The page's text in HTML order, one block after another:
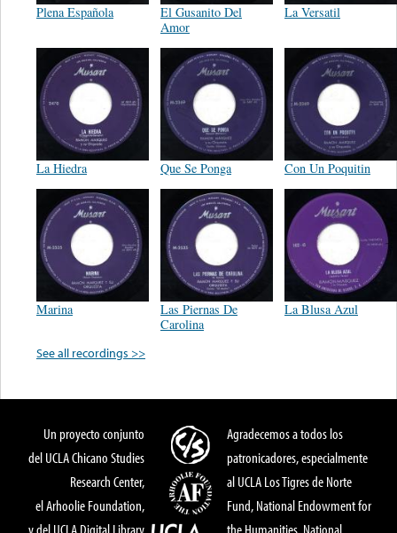
Plena Española
El Gusanito Del
Amor
La Versatil
La Hiedra Que Se Ponga Con Un Poquitin
Marina
Las Piernas De
Carolina
La Blusa Azul
See all recordings >>
Un proyecto conjunto
del UCLA Chicano Studies
Research Center,
el Arhoolie Foundation,
y del UCLA Digital Library
Agradecemos a todos los
patronicadores, especialmente
al UCLA Los Tigres de Norte
Fund, National Endowment for
the Humanities, National